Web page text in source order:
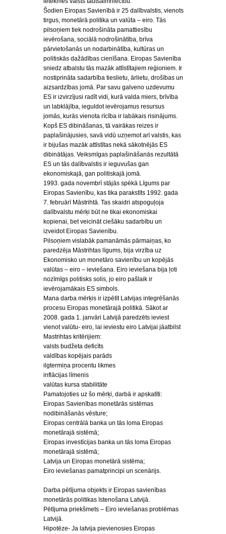
Šodien Eiropas Savienībā ir 25 dalībvalstis, vienots
tirgus, monetārā politika un valūta – eiro. Tās
pilsoņiem tiek nodrošināta pamattiesību
ievērošana, sociālā nodrošinātība, brīva
pārvietošanās un nodarbinātība, kultūras un
politiskās dažādības cienīšana. Eiropas Savienība
sniedz atbalstu tās mazāk attīstītajiem reģioniem. Ir
nostiprināta sadarbība tieslietu, ārlietu, drošības un
aizsardzības jomā. Par savu galveno uzdevumu
ES ir izvirzījusi radīt vidi, kurā valda miers, brīvība
un labklājība, ieguldot ievērojamus resursus
jomās, kurās vienota rīcība ir labākais risinājums.
Kopš ES dibināšanas, tā vairākas reizes ir
paplašinājusies, savā vidū uzņemot arī valstis, kas
ir bijušas mazāk attīstītas nekā sākotnējās ES
dibinātājas. Veiksmīgas paplašināšanās rezultātā
ES un tās dalībvalstis ir ieguvušas gan
ekonomiskajā, gan politiskajā jomā.
1993. gada novembrī stājās spēkā Līgums par
Eiropas Savienību, kas tika parakstīts 1992. gada
7. februārī Māstrihtā. Tas skaidri atspoguļoja
dalībvalstu mērķi būt ne tikai ekonomiskai
kopienai, bet veicināt ciešāku sadarbību un
izveidot Eiropas Savienību.
Pilsoņiem vislabāk pamanāmās pārmaiņas, ko
paredzēja Māstrihtas līgums, bija virzība uz
Ekonomisko un monetāro savienību un kopējās
valūtas – eiro – ieviešana. Eiro ieviešana bija ļoti
nozīmīgs politisks solis, jo eiro pašlaik ir
ievērojamākais ES simbols.
Mana darba mērķis ir izpētīt Latvijas integrēšanās
procesu Eiropas monetārajā politikā. Sākot ar
2008. gada 1. janvāri Latvijā paredzēts ieviest
vienot valūtu- eiro, lai ieviestu eiro Latvijai jāatbilst
Mastrihtas kritērijiem:
valsts budžeta deficīts
valdības kopējais parāds
ilgtermiņa procentu likmes
inflācijas līmenis
valūtas kursa stabilitāte
Pamatojoties uz šo mērķi, darbā ir apskatīti:
Eiropas Savienības monetārās sistēmas
nodibināšanās vēsture;
Eiropas centrālā banka un tās loma Eiropas
monetārajā sistēmā;
Eiropas investīcijas banka un tās loma Eiropas
monetārajā sistēmā;
Latvija un Eiropas monetārā sistēma;
Eiro ieviešanas pamatprincipi un scenārijs.
Darba pētījuma objekts ir Eiropas savienības
monetārās politikas īstenošana Latvijā.
Pētījuma priekšmets – Eiro ieviešanas problēmas
Latvijā.
Hipotēze- Ja latvija pievienosies Eiropas